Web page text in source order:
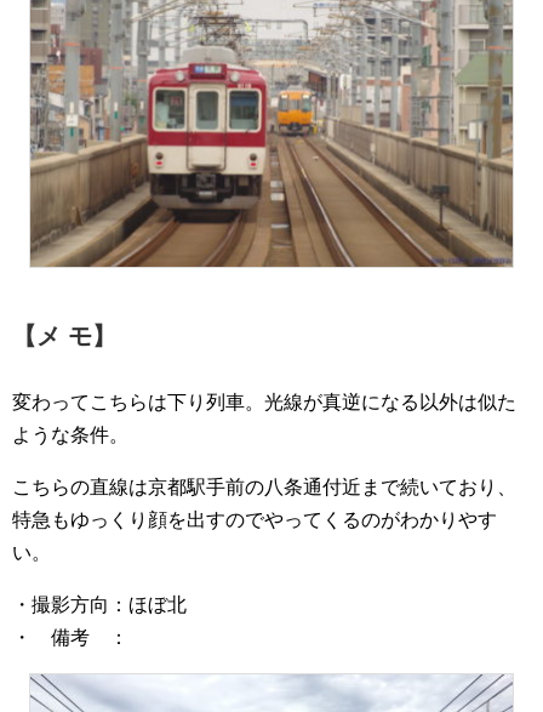
【メ モ】
変わってこちらは下り列車。光線が真逆になる以外は似た
ような条件。
こちらの直線は京都駅手前の八条通付近まで続いており、
特急もゆっくり顔を出すのでやってくるのがわかりやす
い。
・撮影方向：ほぼ北
・ 備考 ：